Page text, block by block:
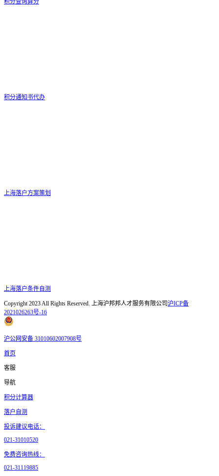
积分查询算分
积分通知书代办
上海落户方案策划
上海落户条件自测
Copyright 2023 All Rights Reserved. 上海沪邦邦人才服务有限公司 沪ICP备
2021026263号-16
沪公网安备 31010602007908号
首页
客服
导航
积分计算器
落户自测
投诉建议电话：
021-31010520
免费咨询热线：
021-31119885